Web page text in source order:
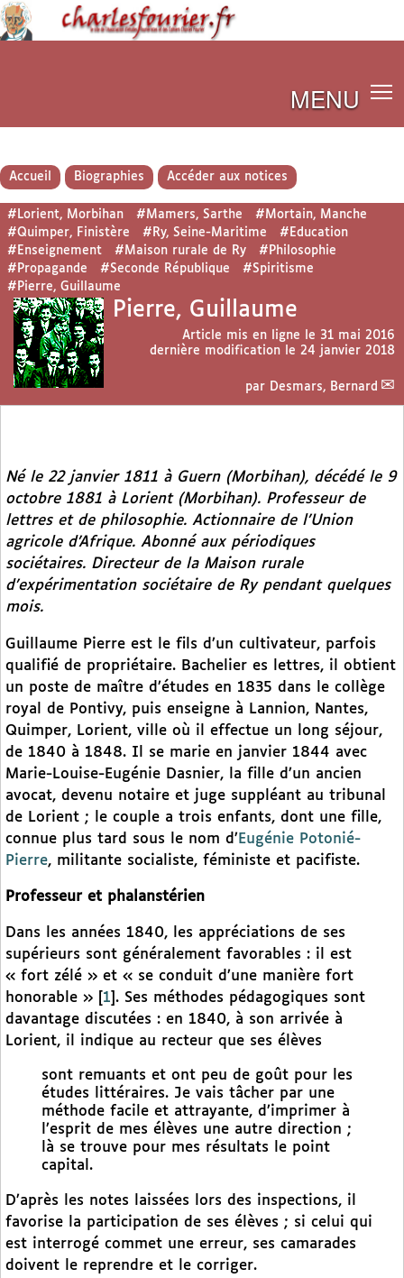
MENU
Accueil Biographies Accéder aux notices
#Lorient, Morbihan #Mamers, Sarthe
#Mortain, Manche
#Quimper, Finistère
#Ry, Seine-Maritime
#Education
#Enseignement
#Maison rurale de Ry
#Philosophie
#Propagande
#Seconde République
#Spiritisme
#Pierre, Guillaume
Pierre, Guillaume
Article mis en ligne le 31 mai 2016
dernière modification le 24 janvier 2018
par Desmars, Bernard
Né le 22 janvier 1811 à Guern (Morbihan), décédé le 9
octobre 1881 à Lorient (Morbihan). Professeur de
lettres et de philosophie. Actionnaire de l’Union
agricole d’Afrique. Abonné aux périodiques
sociétaires. Directeur de la Maison rurale
d’expérimentation sociétaire de Ry pendant quelques
mois.
Guillaume Pierre est le fils d’un cultivateur, parfois
qualifié de propriétaire. Bachelier es lettres, il obtient
un poste de maître d’études en 1835 dans le collège
royal de Pontivy, puis enseigne à Lannion, Nantes,
Quimper, Lorient, ville où il effectue un long séjour,
de 1840 à 1848. Il se marie en janvier 1844 avec
Marie-Louise-Eugénie Dasnier, la fille d’un ancien
avocat, devenu notaire et juge suppléant au tribunal
de Lorient ; le couple a trois enfants, dont une fille,
connue plus tard sous le nom d’ Eugénie Potonié-
Pierre, militante socialiste, féministe et pacifiste.
Professeur et phalanstérien
Dans les années 1840, les appréciations de ses
supérieurs sont généralement favorables : il est
« fort zélé » et « se conduit d’une manière fort
honorable »
1 . Ses méthodes pédagogiques sont
davantage discutées : en 1840, à son arrivée à
Lorient, il indique au recteur que ses élèves
sont remuants et ont peu de goût pour les
études littéraires. Je vais tâcher par une
méthode facile et attrayante, d’imprimer à
l’esprit de mes élèves une autre direction ;
là se trouve pour mes résultats le point
capital.
D’après les notes laissées lors des inspections, il
favorise la participation de ses élèves ; si celui qui
est interrogé commet une erreur, ses camarades
doivent le reprendre et le corriger.